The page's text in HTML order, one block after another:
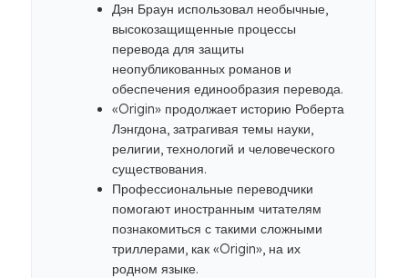
Дэн Браун использовал необычные,
высокозащищенные процессы
перевода для защиты
неопубликованных романов и
обеспечения единообразия перевода.
«Origin» продолжает историю Роберта
Лэнгдона, затрагивая темы науки,
религии, технологий и человеческого
существования.
Профессиональные переводчики
помогают иностранным читателям
познакомиться с такими сложными
триллерами, как «Origin», на их
родном языке.